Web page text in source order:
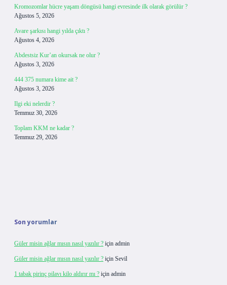
Kromozomlar hücre yaşam döngüsü hangi evresinde ilk olarak görülür ?
Ağustos 5, 2026
Avare şarkısı hangi yılda çıktı ?
Ağustos 4, 2026
Abdestsiz Kur’an okursak ne olur ?
Ağustos 3, 2026
444 375 numara kime ait ?
Ağustos 3, 2026
Ilgi eki nelerdir ?
Temmuz 30, 2026
Toplam KKM ne kadar ?
Temmuz 29, 2026
Son yorumlar
Güler misin ağlar mısın nasıl yazılır ? için admin
Güler misin ağlar mısın nasıl yazılır ? için Sevil
1 tabak pirinç pilavı kilo aldırır mı ? için admin